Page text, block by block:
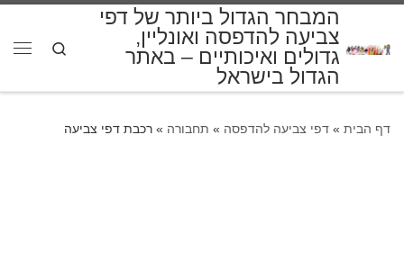
המבחר הגדול ביותר של דפי
צביעה להדפסה ואונליין,
גדולים ואיכותיים – באתר
הגדול בישראל
Search
דף הבית » דפי צביעה להדפסה » תחבורה » רכבת דפי צביעה